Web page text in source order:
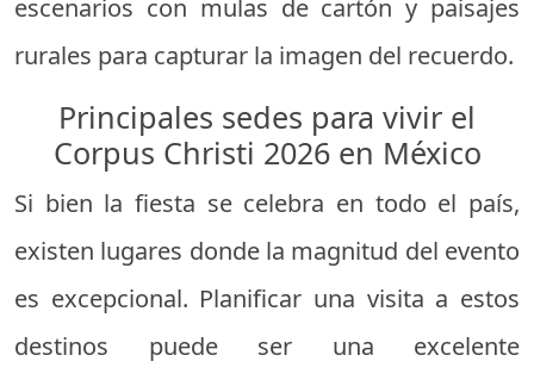
escenarios con mulas de cartón y paisajes
rurales para capturar la imagen del recuerdo.
Principales sedes para vivir el
Corpus Christi 2026 en México
Si bien la fiesta se celebra en todo el país,
existen lugares donde la magnitud del evento
es excepcional. Planificar una visita a estos
destinos puede ser una excelente